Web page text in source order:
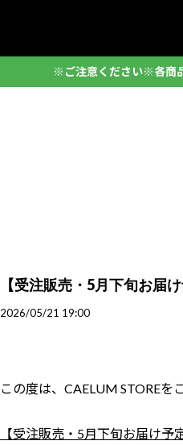
※ご注意ください※各商
【受注販売・5月下旬お届
2026/05/21 19:00
この度は、CAELUM STOREを
【受注販売・5月下旬お届け予